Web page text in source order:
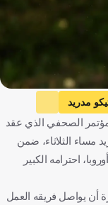
مدريد
إسبانيا كرة قدم
الصحفي الذي عقد
مساء الثلاثاء، ضمن
احترامه الكبير
أن يواصل فريقه العمل